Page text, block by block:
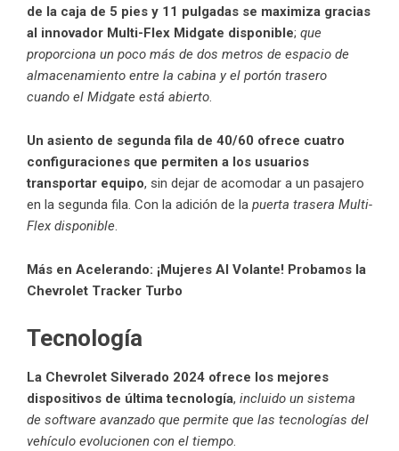
de la caja de 5 pies y 11 pulgadas se maximiza gracias
al innovador Multi-Flex Midgate disponible; que
proporciona un poco más de dos metros de espacio de
almacenamiento entre la cabina y el portón trasero
cuando el Midgate está abierto.
Un asiento de segunda fila de 40/60 ofrece cuatro
configuraciones que permiten a los usuarios
transportar equipo, sin dejar de acomodar a un pasajero
en la segunda fila. Con la adición de la puerta trasera Multi-
Flex disponible.
Más en Acelerando: ¡Mujeres Al Volante! Probamos la
Chevrolet Tracker Turbo
Tecnología
La Chevrolet Silverado 2024 ofrece los mejores
dispositivos de última tecnología, incluido un sistema
de software avanzado que permite que las tecnologías del
vehículo evolucionen con el tiempo.